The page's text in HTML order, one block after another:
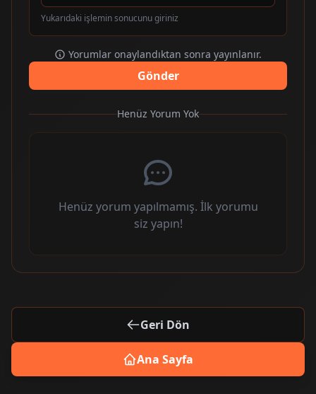
Yukarıdaki işlemin sonucunu giriniz
Yorumlar onaylandıktan sonra yayınlanır.
Gönder
Henüz Yorum Yok
Henüz yorum yapılmamış. İlk yorumu
siz yapın!
Geri Dön
Ana Sayfa